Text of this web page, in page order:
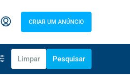
CRIAR UM ANÚNCIO
Limpar Pesquisar